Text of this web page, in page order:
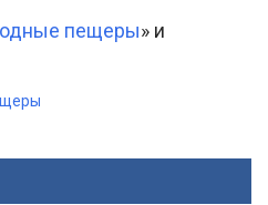
пещеры» и